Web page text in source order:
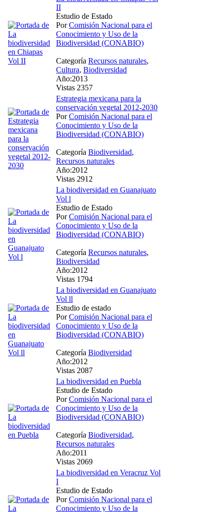
II
Estudio de Estado
PorComisión Nacional para el
Conocimiento y Uso de la
Biodiversidad (CONABIO)
Categoría Recursos naturales,
Cultura, Biodiversidad
Año:2013
Vistas 2357
Estrategia mexicana para la
conservación vegetal 2012-2030
PorComisión Nacional para el
Conocimiento y Uso de la
Biodiversidad (CONABIO)
Categoría Biodiversidad,
Recursos naturales
Año:2012
Vistas 2912
La biodiversidad en Guanajuato
Vol l
Estudio de Estado
PorComisión Nacional para el
Conocimiento y Uso de la
Biodiversidad (CONABIO)
Categoría Recursos naturales,
Biodiversidad
Año:2012
Vistas 1794
La biodiversidad en Guanajuato
Vol ll
Estudio de estado
PorComisión Nacional para el
Conocimiento y Uso de la
Biodiversidad (CONABIO)
Categoría Biodiversidad
Año:2012
Vistas 2087
La biodiversidad en Puebla
Estudio de Estado
PorComisión Nacional para el
Conocimiento y Uso de la
Biodiversidad (CONABIO)
Categoría Biodiversidad,
Recursos naturales
Año:2011
Vistas 2069
La biodiversidad en Veracruz Vol
I
Estudio de Estado
PorComisión Nacional para el
Conocimiento y Uso de la